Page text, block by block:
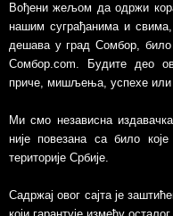
Вођени жељом да одржи
нашим суграђанима и
дешава у град Сомбор, било
Сомбор.com. Будите део
приче, мишљења, успехе или
Ми смо независна издавачка
није повезанa са било
територије Србије.
Садржај овог сајта је